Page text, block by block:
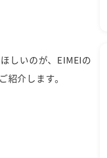
しいのが、EIMEIの
介します。